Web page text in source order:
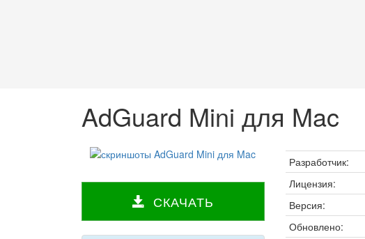
AdGuard Mini для Mac
СКАЧАТЬ
Разработчик:
Лицензия:
Версия:
Обновлено: